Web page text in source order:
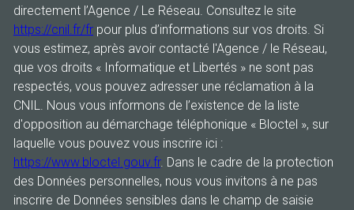
directement l’Agence / Le Réseau. Consultez le site
https://cnil.fr/fr pour plus d’informations sur vos droits. Si
vous estimez, après avoir contacté l'Agence / le Réseau,
que vos droits « Informatique et Libertés » ne sont pas
respectés, vous pouvez adresser une réclamation à la
CNIL. Nous vous informons de l’existence de la liste
d'opposition au démarchage téléphonique « Bloctel », sur
laquelle vous pouvez vous inscrire ici :
https://www.bloctel.gouv.fr. Dans le cadre de la protection
des Données personnelles, nous vous invitons à ne pas
inscrire de Données sensibles dans le champ de saisie